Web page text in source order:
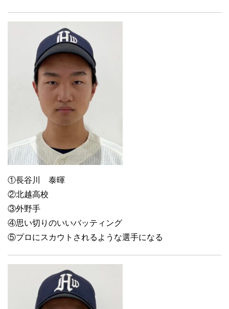
①長谷川 泰暉
②北越高校
③外野手
④思い切りのいいバッティング
⑤プロにスカウトされるような選手になる